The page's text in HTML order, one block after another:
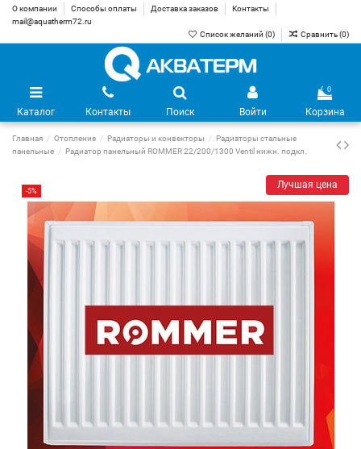
О компании Способы оплаты Доставка заказов
Контакты
mail@aquatherm72.ru
Список желаний (0) Сравнить (0)
Каталог Контакты Поиск Войти
0
Корзина
Главная Отопление Радиаторы и конвекторы
Радиаторы стальные
панельные
Радиатор панельный ROMMER 22/200/1300 Ventil нижн. подкл.
-5%
Лучшая цена